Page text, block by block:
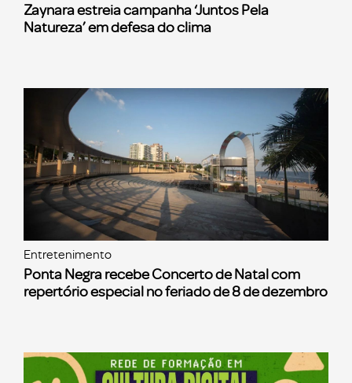
Zaynara estreia campanha ‘Juntos Pela
Natureza’ em defesa do clima
Entretenimento
Ponta Negra recebe Concerto de Natal com
repertório especial no feriado de 8 de dezembro